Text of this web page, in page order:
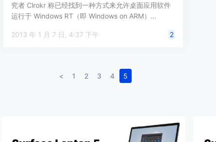
究者 Clrokr 称已经找到一种方式来允许桌面应用软件
运行于 Windows RT（即 Windows on ARM）…
2013 年 1 月 7 日, 4:37 下午 2
< 1 2 3 4 5